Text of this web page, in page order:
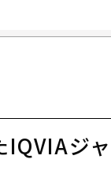
IQVIAジ